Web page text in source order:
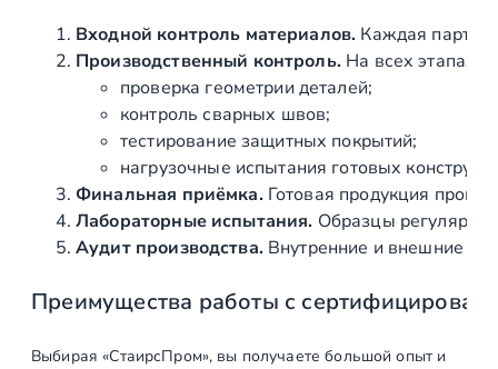
Входной контроль материалов. Каждая партия
Производственный контроль.На всех этапах
проверка геометрии деталей;
контроль сварных швов;
тестирование защитных покрытий;
нагрузочные испытания готовых
Финальная приёмка.Готовая продукция
Лабораторные испытания. Образцы регулярно
Аудит производства.Внутренние и внешние
Преимущества работы с
Выбирая «СтаирсПром», вы получаете большой опыт и